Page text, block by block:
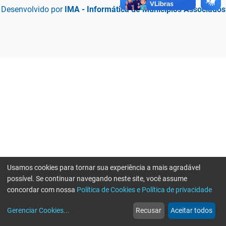
Desenvolvido por IMA - Informática de Municípios Associados
web
Notícias
more_horiz
Mais
Usamos cookies para tornar sua experiência a mais agradável
possível. Se continuar navegando neste site, você assume
concordar com nossa Política de Cookies e Política de privacidade
Gerenciar Cookies... Recusar Aceitar todos
Erro ao enviar informações, por favor tente novamente